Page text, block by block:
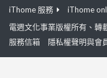
iThome 服務 iThome
電週文化事業版權所有、
服務信箱
隱私權聲明與會